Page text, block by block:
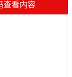
查看内容